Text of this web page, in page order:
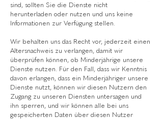
sind, sollten Sie die Dienste nicht
herunterladen oder nutzen und uns keine
Informationen zur Verfügung stellen.
Wir behalten uns das Recht vor, jederzeit einen
Altersnachweis zu verlangen, damit wir
überprüfen können, ob Minderjährige unsere
Dienste nutzen. Für den Fall, dass wir Kenntnis
davon erlangen, dass ein Minderjähriger unsere
Dienste nutzt, können wir diesen Nutzern den
Zugang zu unseren Diensten untersagen und
ihn sperren, und wir können alle bei uns
gespeicherten Daten über diesen Nutzer